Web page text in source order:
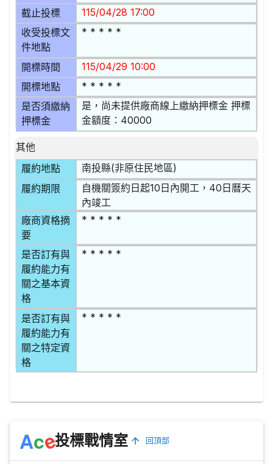
截止投標 115/04/28 17:00
收受投標文
件地點
* * * * *
開標時間 115/04/29 10:00
開標地點 * * * * *
是否須繳納
押標金
是，尚未提供廠商線上繳納押標金 押標
金額度：40000
其他
履約地點
南投縣(非原住民地區)
履約期限
自機關簽約日起10日內開工，40日曆天
內竣工
廠商資格摘
要
* * * * *
是否訂有與
履約能力有
關之基本資
格
* * * * *
是否訂有與
履約能力有
關之特定資
格
* * * * *
Ace投標戰情室 回頂部